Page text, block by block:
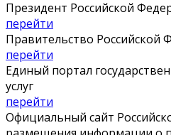
Президент Российской
перейти
Правительство Российской
перейти
Единый портал
услуг
перейти
Официальный сайт